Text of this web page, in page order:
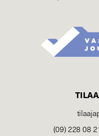
(09) 228 08